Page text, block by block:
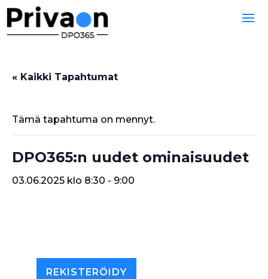
« Kaikki Tapahtumat
Tämä tapahtuma on mennyt.
DPO365:n uudet ominaisuudet
03.06.2025 klo 8:30 - 9:00
REKISTERÖIDY